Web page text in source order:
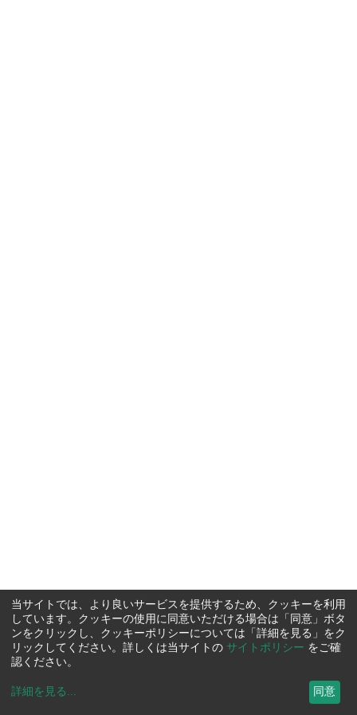
当サイトでは、より良いサービスを提供するため、クッキーを利用
しています。クッキーの使用に同意いただける場合は「同意」ボタ
ンをクリックし、クッキーポリシーについては「詳細を見る」をク
リックしてください。詳しくは当サイトの サイトポリシー をご確
認ください。
詳細を見る ... 同意